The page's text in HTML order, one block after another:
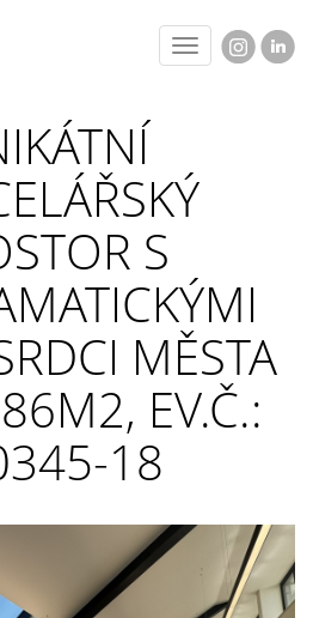
Toggle
navigation
S
MĚSTA
EV.Č.:
18